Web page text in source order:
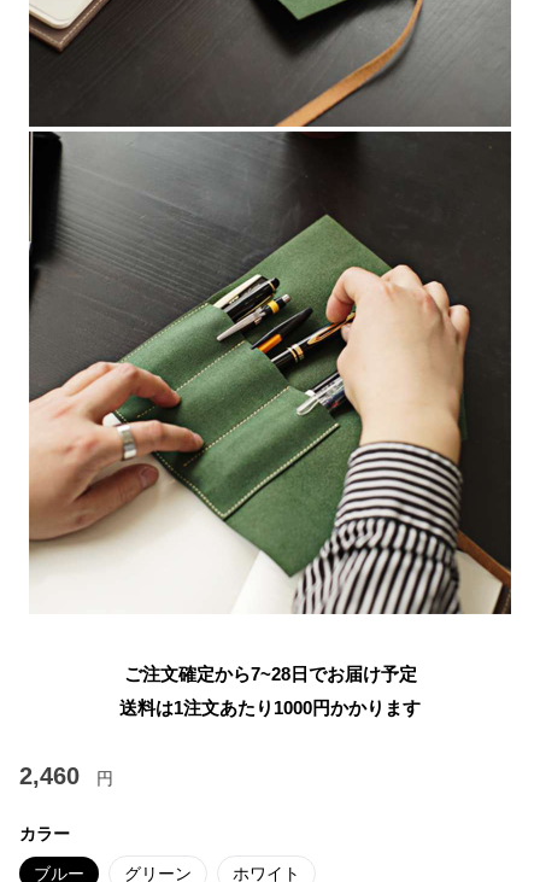
ご注文確定から7~28日でお届け予定
送料は1注文あたり 1000円かかります
2,460 円
カラー
ブルー グリーン ホワイト